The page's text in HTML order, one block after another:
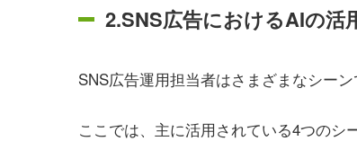
2.SNS広告におけるAIの活
SNS広告運用担当者はさまざまなシーン
ここでは、主に活用されている4つのシ